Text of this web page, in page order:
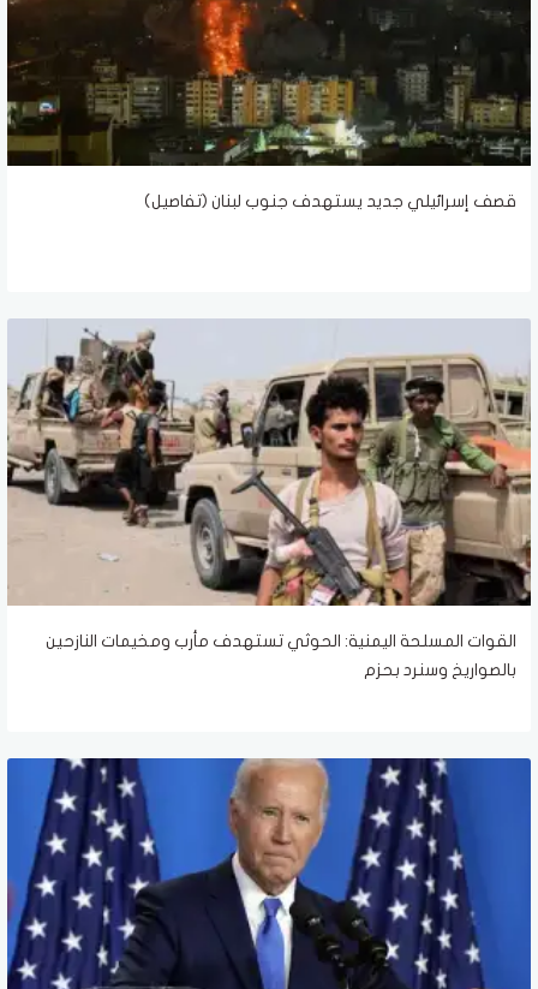
قصف إسرائيلي جديد يستهدف جنوب لبنان (تفاصيل)
القوات المسلحة اليمنية: الحوثي تستهدف مأرب ومخيمات النازحين
بالصواريخ وسنرد بحزم